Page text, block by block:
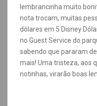
lembrancinha muito
nota trocam, muitas
dólares em 5 Disney
no Guest Service do
sabendo que pararam
mais! Uma tristeza, aos
notinhas, virarão boas